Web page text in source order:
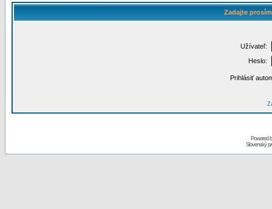
Zadajte
Užívateľ:
Heslo:
Prihlásiť
Powered
Slovenský